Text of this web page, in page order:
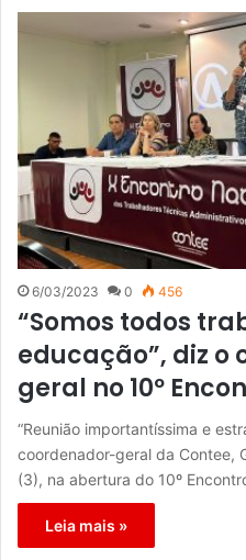
6/03/2023 0 456
“Somos todos
educação”, diz
geral no 10º
“Reunião importantíssima e
coordenador-geral da Contee,
(3), na abertura do 10º
Leia mais »